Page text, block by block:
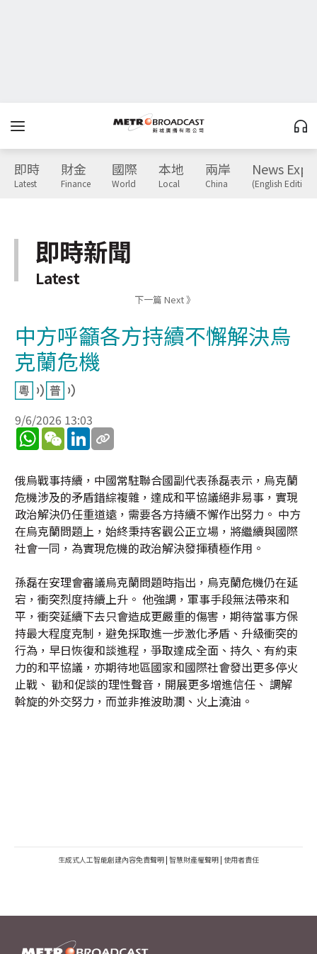
即時
Latest
財金
Finance
國際
World
本地
Local
兩岸
China
News
(English Edition)
即時新聞
Latest
下一篇 Next 》
中方呼籲各方持續不懈解決烏
克蘭危機
9/6/2026 13:03
WhatsApp
WeChatLinkedIn
俄烏戰事持續，中國常駐聯合國副代表孫磊表示，烏克蘭
危機涉及的矛盾錯綜複雜，達成和平協議絕非易事，實現
政治解決仍任重道遠，需要各方持續不懈作出努力。 中方
在烏克蘭問題上，始終秉持客觀公正立場，將繼續與國際
社會一同，為實現危機的政治解決發揮積極作用。
孫磊在安理會審議烏克蘭問題時指出，烏克蘭危機仍在延
宕，衝突烈度持續上升。 他強調，軍事手段無法帶來和
平，衝突延續下去只會造成更嚴重的傷害，期待當事方保
持最大程度克制，避免採取進一步激化矛盾、升級衝突的
行為，早日恢復和談進程，爭取達成全面、持久、有約束
力的和平協議，亦期待地區國家和國際社會發出更多停火
止戰、 勸和促談的理性聲音，開展更多增進信任、 調解
斡旋的外交努力，而並非推波助瀾、火上澆油。
生成式人工智能創建內容免責聲明 | 智慧財產權聲明 | 使用者責任